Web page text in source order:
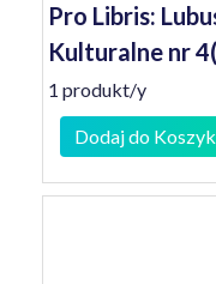
Pro Libris:
Kulturalne nr
1 produkt/y
Dodaj do